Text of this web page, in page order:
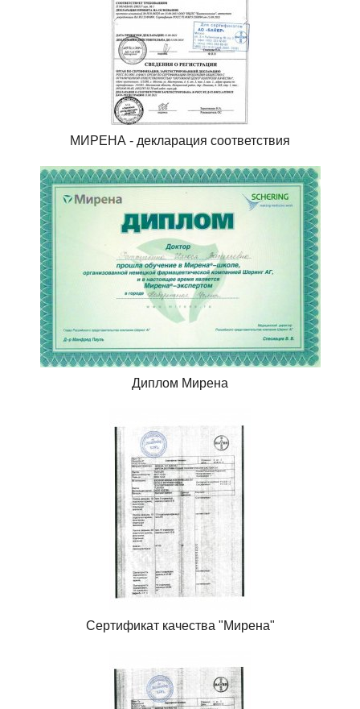
МИРЕНА - декларация соответствия
Диплом Мирена
Сертификат качества "Мирена"